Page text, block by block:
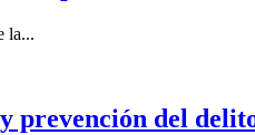
la...
prevención del